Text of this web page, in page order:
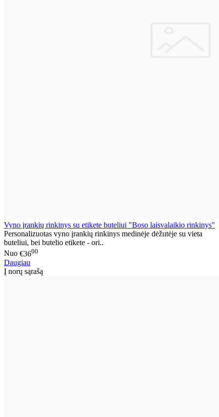
Vyno įrankių rinkinys su etikete buteliui "Boso laisvalaikio rinkinys"
Personalizuotas vyno įrankių rinkinys medinėje dėžutėje su vieta
buteliui, bei butelio etikete - ori..
Nuo €3600
Daugiau
Į norų sąrašą